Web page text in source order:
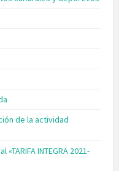
de la actividad
INTEGRA 2021-